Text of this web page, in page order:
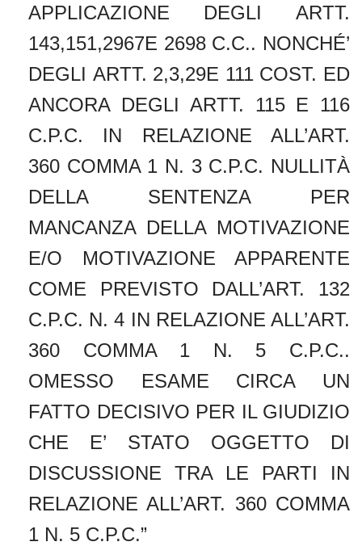
APPLICAZIONE DEGLI ARTT.
143,151,2967E 2698 C.C.. NONCHÉ’
DEGLI ARTT. 2,3,29E 111 COST. ED
ANCORA DEGLI ARTT. 115 E 116
C.P.C. IN RELAZIONE ALL’ART.
360 COMMA 1 N. 3 C.P.C. NULLITÀ
DELLA SENTENZA PER
MANCANZA DELLA MOTIVAZIONE
E/O MOTIVAZIONE APPARENTE
COME PREVISTO DALL’ART. 132
C.P.C. N. 4 IN RELAZIONE ALL’ART.
360 COMMA 1 N. 5 C.P.C..
OMESSO ESAME CIRCA UN
FATTO DECISIVO PER IL GIUDIZIO
CHE E’ STATO OGGETTO DI
DISCUSSIONE TRA LE PARTI IN
RELAZIONE ALL’ART. 360 COMMA
1 N. 5 C.P.C.”